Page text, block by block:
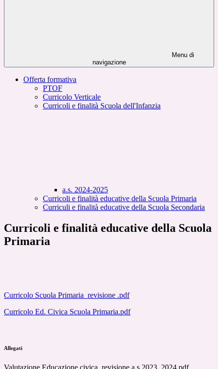
Menu di
navigazione
Offerta formativa
PTOF
Curricolo Verticale
Curricoli e finalità Scuola dell'Infanzia
a.s. 2024-2025
Curricoli e finalità educative della Scuola Primaria
Curriculi e finalità educative della Scuola Secondaria
Curricoli e finalità educative della Scuola
Primaria
Curricolo Scuola Primaria_revisione .pdf
Curricolo Ed. Civica Scuola Primaria.pdf
Allegati
Valutazione Educazione civica_revisione a.s.2023_2024.pdf